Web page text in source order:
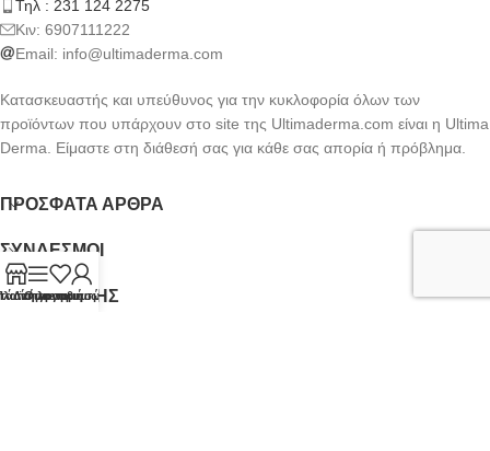
Τηλ : 231 124 2275
Kιν: 6907111222
Email: info@ultimaderma.com
Κατασκευαστής και υπεύθυνος για την κυκλοφορία όλων των
προϊόντων που υπάρχουν στο site της Ultimaderma.com είναι η Ultima
Derma. Είμαστε στη διάθεσή σας για κάθε σας απορία ή πρόβλημα.
ΠΡΌΣΦΑΤΑ ΆΡΘΡΑ
ΣΎΝΔΕΣΜΟΙ
ΟΡΟΙ ΧΡΗΣΗΣ
γραμμή
Λίστα επιθυμιών
Ο λογαριασμός μου